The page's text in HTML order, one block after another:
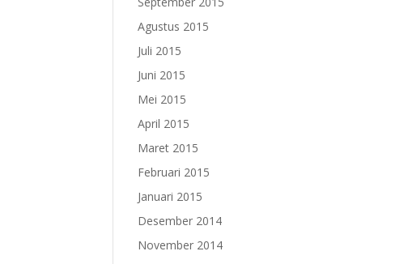
Agustus 2015
Juli 2015
Juni 2015
Mei 2015
April 2015
Maret 2015
Februari 2015
Januari 2015
Desember 2014
November 2014